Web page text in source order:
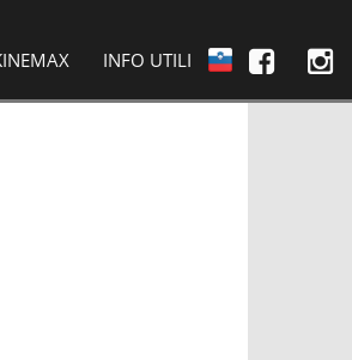
INFO UTILI